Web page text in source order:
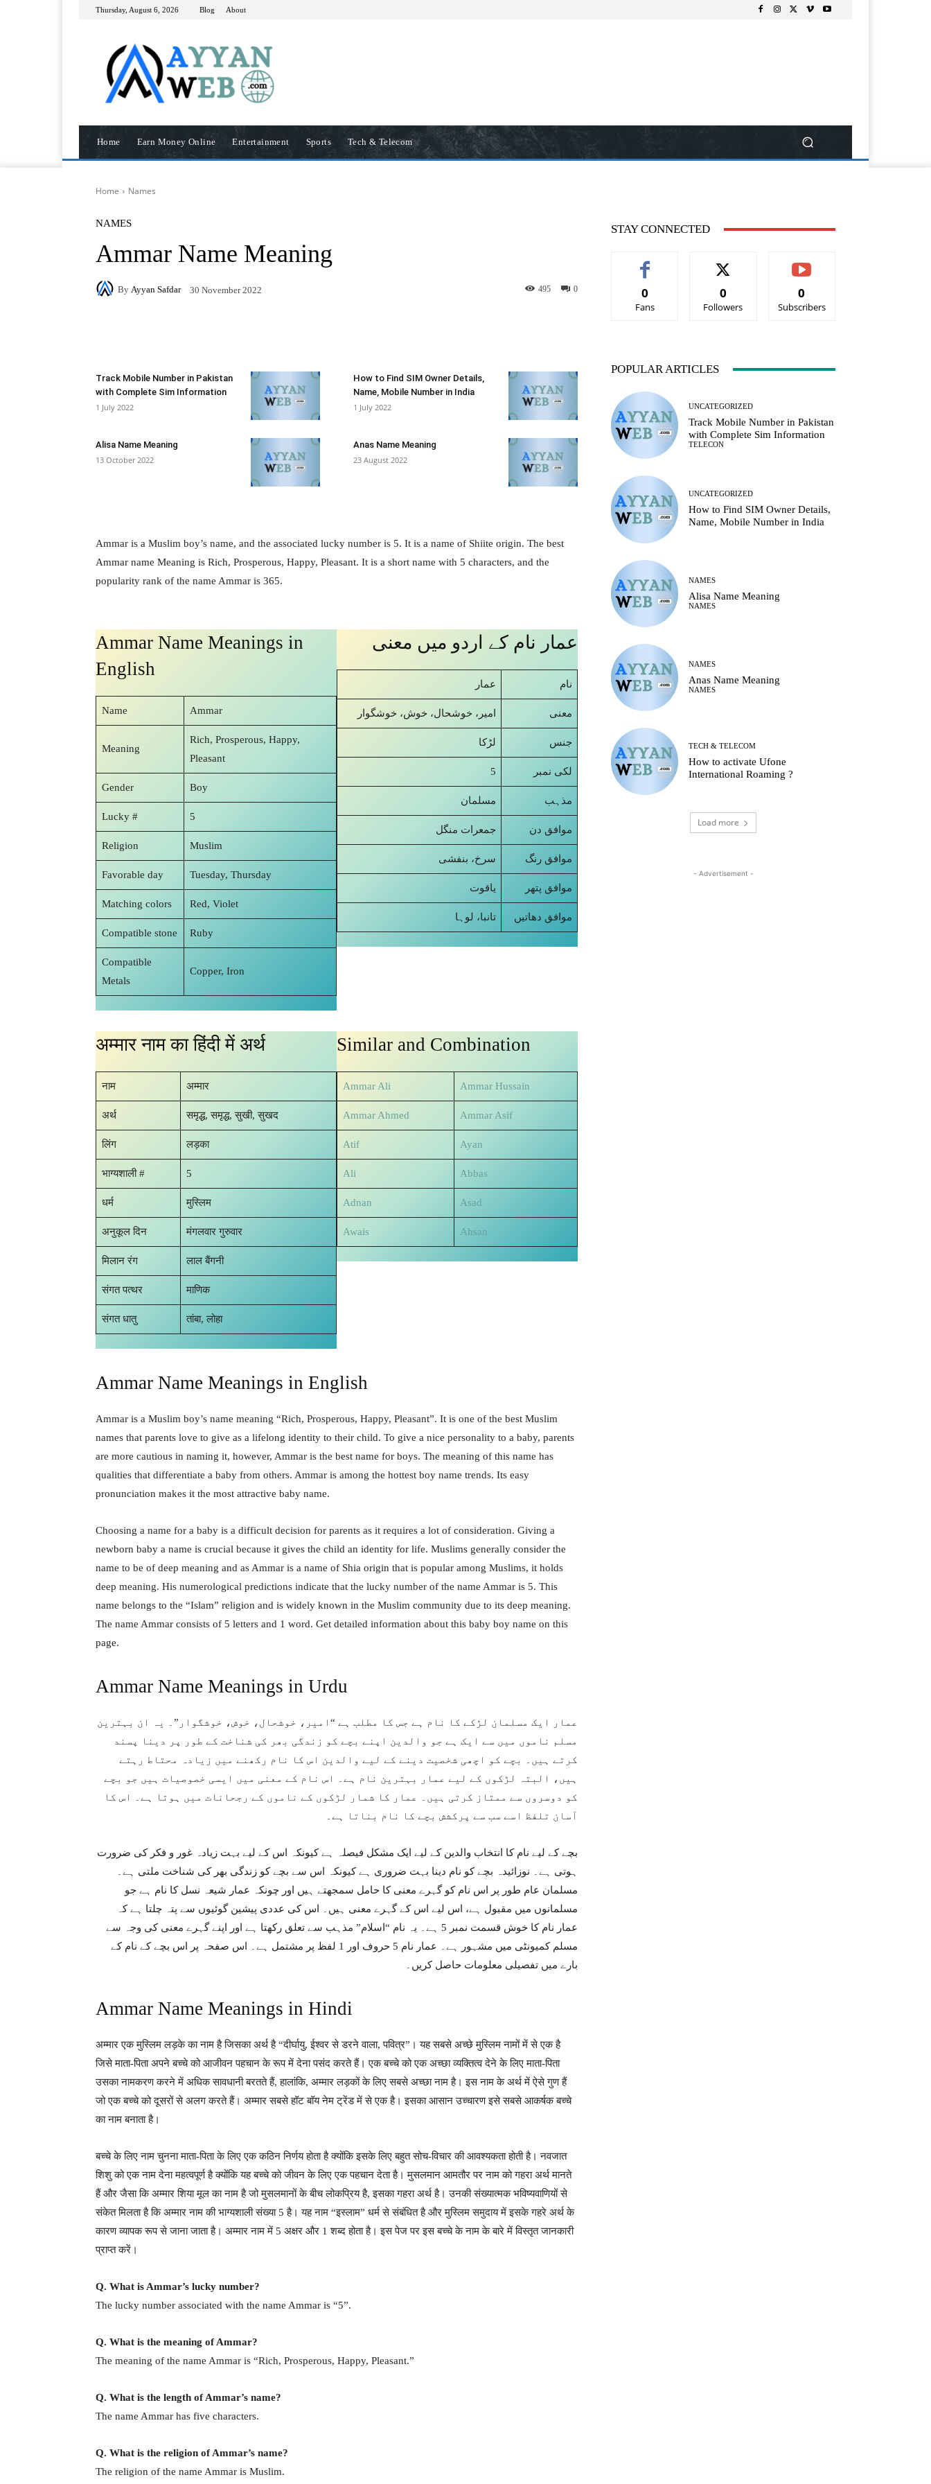
Thursday, August 6, 2026 Blog About
Home Earn Money Online Entertainment Sports Tech & Telecom
Home Names
NAMES
Ammar Name Meaning
By Ayyan Safdar 30 November 2022 0
495
Track Mobile Number in Pakistan
with Complete Sim Information
1 July 2022
How to Find SIM Owner Details,
Name, Mobile Number in India
1 July 2022
Alisa Name Meaning
13 October 2022
Anas Name Meaning
23 August 2022
Ammar is a Muslim boy’s name, and the associated lucky number is 5. It is a name of Shiite origin. The best
Ammar name Meaning is Rich, Prosperous, Happy, Pleasant. It is a short name with 5 characters, and the
popularity rank of the name Ammar is 365.
Ammar Name Meanings in
English
Name Ammar
Meaning
Rich, Prosperous, Happy,
Pleasant
Gender Boy
Lucky # 5
Religion Muslim
Favorable day Tuesday, Thursday
Matching colors Red, Violet
Compatible stone Ruby
Compatible
Metals
Copper, Iron
عمار نام کے اردو میں معنی
عمار نام
امیر، خوشحال، خوش، خوشگوار معنی
لڑکا جنس
5 لکی نمبر
مسلمان مذہب
جمعرات منگل موافق دن
سرخ، بنفشی موافق رنگ
یاقوت موافق پتھر
تانبا، لوہا موافق دھاتیں
अम्मार नाम का हिंदी में अर्थ
नाम अम्मार
अर्थ समृद्ध, समृद्ध, सुखी, सुखद
लिंग लड़का
भाग्यशाली # 5
धर्म मुस्लिम
अनुकूल दिन मंगलवार गुरुवार
मिलान रंग लाल बैंगनी
संगत पत्थर माणिक
संगत धातु तांबा, लोहा
Similar and Combination
Ammar Ali Ammar Hussain
Ammar Ahmed Ammar Asif
Atif Ayan
Ali Abbas
Adnan Asad
Awais Ahsan
Ammar Name Meanings in English
Ammar is a Muslim boy’s name meaning “Rich, Prosperous, Happy, Pleasant”. It is one of the best Muslim
names that parents love to give as a lifelong identity to their child. To give a nice personality to a baby, parents
are more cautious in naming it, however, Ammar is the best name for boys. The meaning of this name has
qualities that differentiate a baby from others. Ammar is among the hottest boy name trends. Its easy
pronunciation makes it the most attractive baby name.
Choosing a name for a baby is a difficult decision for parents as it requires a lot of consideration. Giving a
newborn baby a name is crucial because it gives the child an identity for life. Muslims generally consider the
name to be of deep meaning and as Ammar is a name of Shia origin that is popular among Muslims, it holds
deep meaning. His numerological predictions indicate that the lucky number of the name Ammar is 5. This
name belongs to the “Islam” religion and is widely known in the Muslim community due to its deep meaning.
The name Ammar consists of 5 letters and 1 word. Get detailed information about this baby boy name on this
page.
Ammar Name Meanings in Urdu
عمار ایک مسلمان لڑکے کا نام ہے جس کا مطلب ہے “امیر، خوشحال، خوش، خوشگوار”۔ یہ ان بہترین
مسلم ناموں میں سے ایک ہے جو والدین اپنے بچے کو زندگی بھر کی شناخت کے طور پر دینا پسند
کرتے ہیں۔ بچے کو اچھی شخصیت دینے کے لیے والدین اس کا نام رکھنے میں زیادہ محتاط رہتے
ہیں، البتہ لڑکوں کے لیے عمار بہترین نام ہے۔ اس نام کے معنی میں ایسی خصوصیات ہیں جو بچے
کو دوسروں سے ممتاز کرتی ہیں۔ عمار کا شمار لڑکوں کے ناموں کے رجحانات میں ہوتا ہے۔ اس کا
آسان تلفظ اسے سب سے پرکشش بچے کا نام بناتا ہے۔
بچے کے لیے نام کا انتخاب والدین کے لیے ایک مشکل فیصلہ ہے کیونکہ اس کے لیے بہت زیادہ غور و فکر کی ضرورت
ہوتی ہے۔ نوزائیدہ بچے کو نام دینا بہت ضروری ہے کیونکہ اس سے بچے کو زندگی بھر کی شناخت ملتی ہے۔
مسلمان عام طور پر اس نام کو گہرے معنی کا حامل سمجھتے ہیں اور چونکہ عمار شیعہ نسل کا نام ہے جو
مسلمانوں میں مقبول ہے، اس لیے اس کے گہرے معنی ہیں۔ اس کی عددی پیشین گوئیوں سے پتہ چلتا ہے کہ
عمار نام کا خوش قسمت نمبر 5 ہے۔ یہ نام “اسلام” مذہب سے تعلق رکھتا ہے اور اپنے گہرے معنی کی وجہ سے
مسلم کمیونٹی میں مشہور ہے۔ عمار نام 5 حروف اور 1 لفظ پر مشتمل ہے۔ اس صفحہ پر اس بچے کے نام کے
بارے میں تفصیلی معلومات حاصل کریں۔
Ammar Name Meanings in Hindi
अम्मार एक मुस्लिम लड़के का नाम है जिसका अर्थ है “दीर्घायु, ईश्वर से डरने वाला, पवित्र”। यह सबसे अच्छे मुस्लिम नामों में से एक है
जिसे माता-पिता अपने बच्चे को आजीवन पहचान के रूप में देना पसंद करते हैं। एक बच्चे को एक अच्छा व्यक्तित्व देने के लिए माता-पिता
उसका नामकरण करने में अधिक सावधानी बरतते हैं, हालांकि, अम्मार लड़कों के लिए सबसे अच्छा नाम है। इस नाम के अर्थ में ऐसे गुण हैं
जो एक बच्चे को दूसरों से अलग करते हैं। अम्मार सबसे हॉट बॉय नेम ट्रेंड में से एक है। इसका आसान उच्चारण इसे सबसे आकर्षक बच्चे
का नाम बनाता है।
बच्चे के लिए नाम चुनना माता-पिता के लिए एक कठिन निर्णय होता है क्योंकि इसके लिए बहुत सोच-विचार की आवश्यकता होती है। नवजात
शिशु को एक नाम देना महत्वपूर्ण है क्योंकि यह बच्चे को जीवन के लिए एक पहचान देता है। मुसलमान आमतौर पर नाम को गहरा अर्थ मानते
हैं और जैसा कि अम्मार शिया मूल का नाम है जो मुसलमानों के बीच लोकप्रिय है, इसका गहरा अर्थ है। उनकी संख्यात्मक भविष्यवाणियों से
संकेत मिलता है कि अम्मार नाम की भाग्यशाली संख्या 5 है। यह नाम “इस्लाम” धर्म से संबंधित है और मुस्लिम समुदाय में इसके गहरे अर्थ के
कारण व्यापक रूप से जाना जाता है। अम्मार नाम में 5 अक्षर और 1 शब्द होता है। इस पेज पर इस बच्चे के नाम के बारे में विस्तृत जानकारी
प्राप्त करें।
Q. What is Ammar’s lucky number?
The lucky number associated with the name Ammar is “5”.
Q. What is the meaning of Ammar?
The meaning of the name Ammar is “Rich, Prosperous, Happy, Pleasant.”
Q. What is the length of Ammar’s name?
The name Ammar has five characters.
Q. What is the religion of Ammar’s name?
The religion of the name Ammar is Muslim.
STAY CONNECTED
0
Fans
0
Followers
0
Subscribers
POPULAR ARTICLES
UNCATEGORIZED
Track Mobile Number in Pakistan
with Complete Sim Information
TELECON
UNCATEGORIZED
How to Find SIM Owner Details,
Name, Mobile Number in India
NAMES
Alisa Name Meaning
NAMES
NAMES
Anas Name Meaning
NAMES
TECH & TELECOM
How to activate Ufone
International Roaming ?
Load more
- Advertisement -